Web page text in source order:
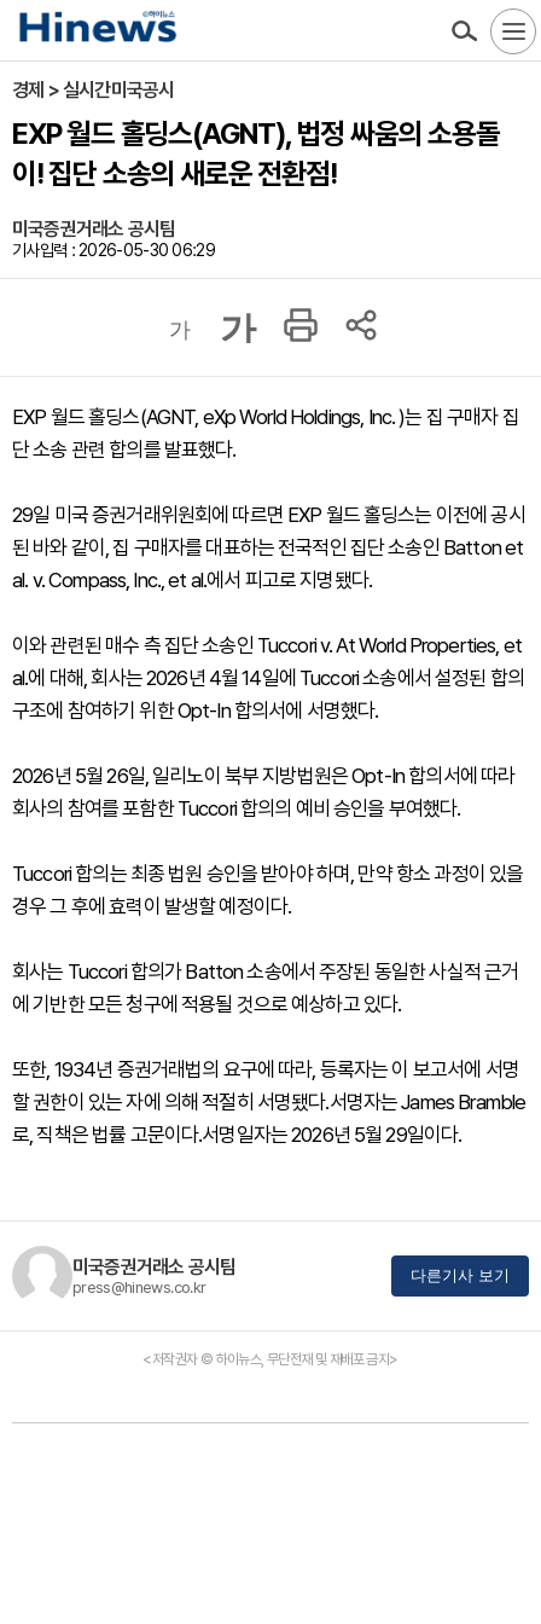
경제 > 실시간미국공시
EXP 월드 홀딩스(AGNT), 법정 싸움의 소용돌
이! 집단 소송의 새로운 전환점!
미국증권거래소 공시팀
기사입력 : 2026-05-30 06:29
가 가
EXP 월드 홀딩스(AGNT, eXp World Holdings, Inc. )는 집 구매자 집
단 소송 관련 합의를 발표했다.
29일 미국 증권거래위원회에 따르면 EXP 월드 홀딩스는 이전에 공시
된 바와 같이, 집 구매자를 대표하는 전국적인 집단 소송인 Batton et
al. v. Compass, Inc., et al.에서 피고로 지명됐다.
이와 관련된 매수 측 집단 소송인 Tuccori v. At World Properties, et
al.에 대해, 회사는 2026년 4월 14일에 Tuccori 소송에서 설정된 합의
구조에 참여하기 위한 Opt-In 합의서에 서명했다.
2026년 5월 26일, 일리노이 북부 지방법원은 Opt-In 합의서에 따라
회사의 참여를 포함한 Tuccori 합의의 예비 승인을 부여했다.
Tuccori 합의는 최종 법원 승인을 받아야 하며, 만약 항소 과정이 있을
경우 그 후에 효력이 발생할 예정이다.
회사는 Tuccori 합의가 Batton 소송에서 주장된 동일한 사실적 근거
에 기반한 모든 청구에 적용될 것으로 예상하고 있다.
또한, 1934년 증권거래법의 요구에 따라, 등록자는 이 보고서에 서명
할 권한이 있는 자에 의해 적절히 서명됐다.서명자는 James Bramble
로, 직책은 법률 고문이다.서명일자는 2026년 5월 29일이다.
미국증권거래소 공시팀
press@hinews.co.kr
다른기사 보기
<저작권자 © 하이뉴스, 무단전재 및 재배포 금지>